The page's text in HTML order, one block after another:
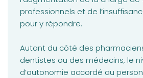
professionnels et de
pour y répondre.
Autant du côté des
dentistes ou des médecins, le
d’autonomie accordé au